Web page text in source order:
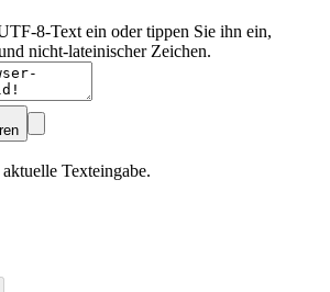
8-Text ein oder tippen Sie ihn ein,
nicht-lateinischer Zeichen.
Texteingabe.